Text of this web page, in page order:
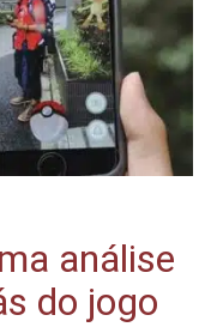
análise
do jogo